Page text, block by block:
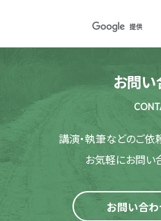
お問い
講演・執筆などのご依
お気軽にお問い
お問い合わ